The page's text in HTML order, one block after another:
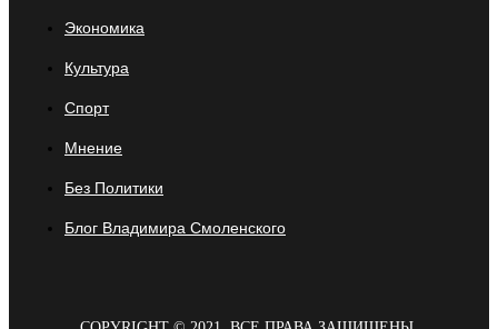
Экономика
Культура
Спорт
Мнение
Без Политики
Блог Владимира Смоленского